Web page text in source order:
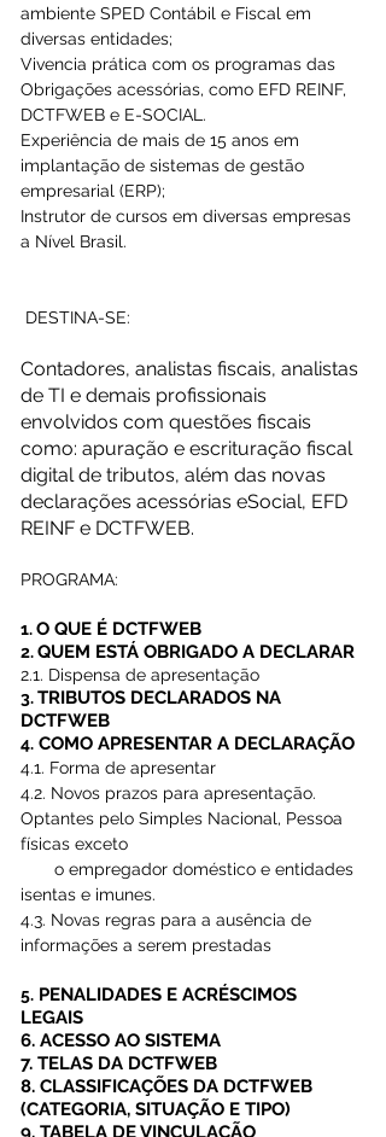
ambiente SPED Contábil e Fiscal em
diversas entidades;
Vivencia prática com os programas das
Obrigações acessórias, como EFD REINF,
DCTFWEB e E-SOCIAL.
Experiência de mais de 15 anos em
implantação de sistemas de gestão
empresarial (ERP);
Instrutor de cursos em diversas empresas
a Nível Brasil.
DESTINA-SE:
Contadores, analistas fiscais, analistas
de TI e demais profissionais
envolvidos com questões fiscais
como: apuração e escrituração fiscal
digital de tributos, além das novas
declarações acessórias eSocial, EFD
REINF e DCTFWEB.
PROGRAMA:
1. O QUE É DCTFWEB
2. QUEM ESTÁ OBRIGADO A DECLARAR
2.1. Dispensa de apresentação
3. TRIBUTOS DECLARADOS NA
DCTFWEB
4. COMO APRESENTAR A DECLARAÇÃO
4.1. Forma de apresentar
4.2. Novos prazos para apresentação.
Optantes pelo Simples Nacional, Pessoa
físicas exceto
isentas e imunes.
4.3. Novas regras para a ausência de
informações a serem prestadas
5. PENALIDADES E ACRÉSCIMOS
LEGAIS
6. ACESSO AO SISTEMA
7. TELAS DA DCTFWEB
8. CLASSIFICAÇÕES DA DCTFWEB
(CATEGORIA, SITUAÇÃO E TIPO)
9. TABELA DE VINCULAÇÃO